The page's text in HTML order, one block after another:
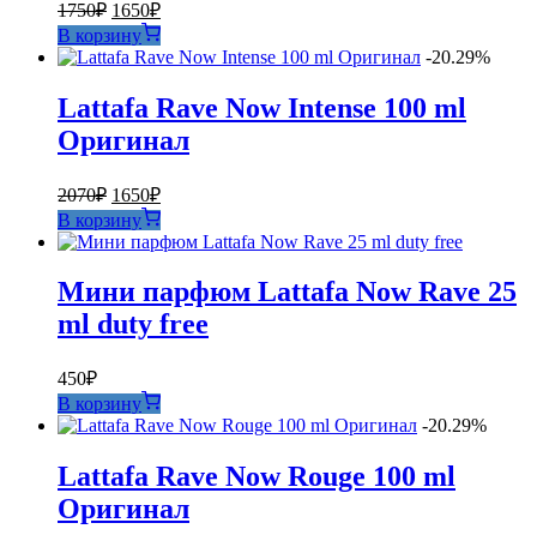
1750₽ Первоначальная
цена
составляла
1650₽Текущая
цена:
1650₽.
В корзину
-20.29%
Lattafa Rave Now Intense 100 ml
Оригинал
2070₽ Первоначальная
цена
составляла
2070₽.
1650₽Текущая
цена:
1650₽.
В корзину
Мини парфюм Lattafa Now Rave 25
ml duty free
450₽
В корзину
-20.29%
Lattafa Rave Now Rouge 100 ml
Оригинал